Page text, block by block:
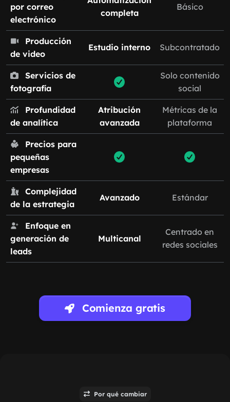
por correo
electrónico
completa
Básico
Producción
de video
Estudio interno Subcontratado
Servicios de
fotografía
Solo contenido
social
Profundidad
de analítica
Atribución
avanzada
Métricas de la
plataforma
Precios para
pequeñas
empresas
Complejidad
de la estrategia
Avanzado Estándar
Enfoque en
generación de
leads
Multicanal
Centrado en
redes sociales
Comienza gratis
Por qué cambiar